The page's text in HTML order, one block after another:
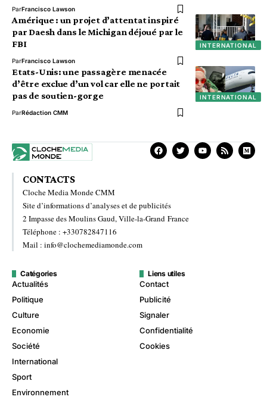
ParFrancisco Lawson
INTERNATIONAL
Amérique : un projet d’attentat inspiré
par Daesh dans le Michigan déjoué par le
FBI
ParFrancisco Lawson
INTERNATIONAL
Etats-Unis: une passagère menacée
d’être exclue d’un vol car elle ne portait
pas de soutien-gorge
ParRédaction CMM
CONTACTS
Cloche Media Monde CMM
Site d’informations d’analyses et de publicités
2 Impasse des Moulins Gaud, Ville-la-Grand France
Téléphone : +330782847116
Mail : info@clochemediamonde.com
Catégories
Actualités
Politique
Culture
Economie
Société
International
Sport
Environnement
Liens utiles
Contact
Publicité
Signaler
Confidentialité
Cookies